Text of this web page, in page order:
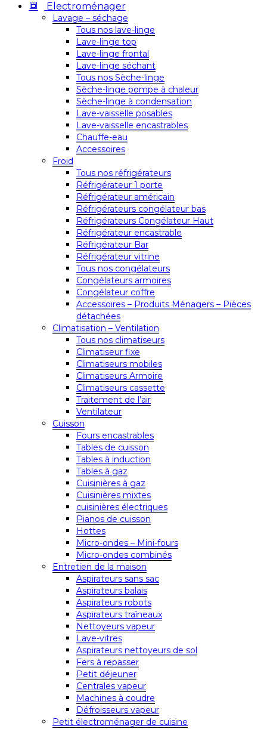
Electroménager
Lavage – séchage
Tous nos lave-linge
Lave-linge top
Lave-linge frontal
Lave-linge séchant
Tous nos Sèche-linge
Sèche-linge pompe à chaleur
Sèche-linge à condensation
Lave-vaisselle posables
Lave-vaisselle encastrables
Chauffe-eau
Accessoires
Froid
Tous nos réfrigérateurs
Réfrigérateur 1 porte
Réfrigérateur américain
Réfrigérateurs congélateur bas
Réfrigérateurs Congélateur Haut
Réfrigérateur encastrable
Réfrigérateur Bar
Réfrigérateur vitrine
Tous nos congélateurs
Congélateurs armoires
Congélateur coffre
Accessoires – Produits Ménagers – Pièces
détachées
Climatisation – Ventilation
Tous nos climatiseurs
Climatiseur fixe
Climatiseurs mobiles
Climatiseurs Armoire
Climatiseurs cassette
Traitement de l’air
Ventilateur
Cuisson
Fours encastrables
Tables de cuisson
Tables à induction
Tables à gaz
Cuisinières à gaz
Cuisinières mixtes
cuisinières électriques
Pianos de cuisson
Hottes
Micro-ondes – Mini-fours
Micro-ondes combinés
Entretien de la maison
Aspirateurs sans sac
Aspirateurs balais
Aspirateurs robots
Aspirateurs traîneaux
Nettoyeurs vapeur
Lave-vitres
Aspirateurs nettoyeurs de sol
Fers à repasser
Petit déjeuner
Centrales vapeur
Machines à coudre
Défroisseurs vapeur
Petit électroménager de cuisine